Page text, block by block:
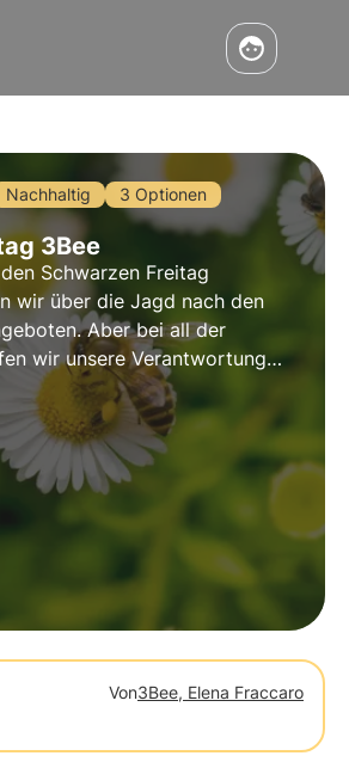
Nachhaltig
3 Optionen
3Bee
Schwarzen Freitag
wir über die Jagd nach den
Aber bei all der
wir unsere Verantwortung
Planeten nicht vergessen.
wir vom Green Friday, einem
ohne dabei auf
zu verzichten.
Von3Bee, Elena Fraccaro